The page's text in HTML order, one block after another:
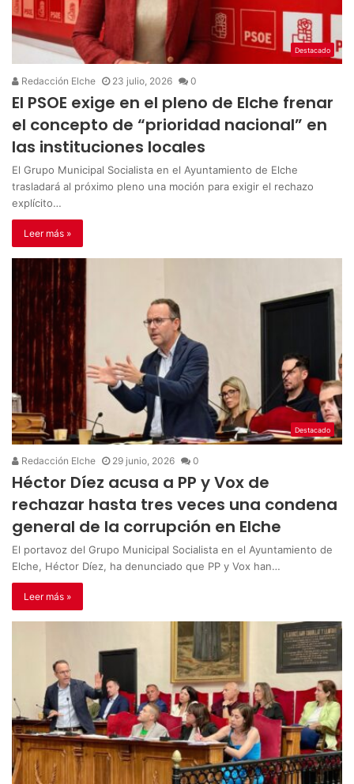
Destacado
Redacción Elche 23 julio, 2026 0
El PSOE exige en el pleno de Elche frenar
el concepto de “prioridad nacional” en
las instituciones locales
El Grupo Municipal Socialista en el Ayuntamiento de Elche
trasladará al próximo pleno una moción para exigir el rechazo
explícito…
Leer más »
Destacado
Redacción Elche 29 junio, 2026 0
Héctor Díez acusa a PP y Vox de
rechazar hasta tres veces una condena
general de la corrupción en Elche
El portavoz del Grupo Municipal Socialista en el Ayuntamiento de
Elche, Héctor Díez, ha denunciado que PP y Vox han…
Leer más »